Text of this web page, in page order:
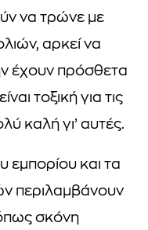
να τρώνε με
αρκεί να
έχουν πρόσθετα
τοξική για τις
καλή γι’ αυτές.
εμπορίου και τα
περιλαμβάνουν
σκόνη